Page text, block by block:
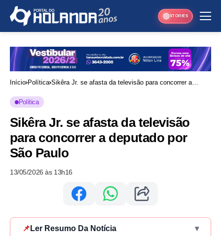
STORIES
Início Política Sikêra Jr. se afasta da televisão para concorrer a
Política
Sikêra Jr. se afasta da televisão
para concorrer a deputado por
São Paulo
13/05/2026 às 13h16
📌 Ler Resumo Da Notícia ▾